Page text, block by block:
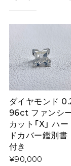
ダイヤモンド
96ct ファンシ
カット「X」 ハー
ドカバー鑑別書
付き
¥90,000